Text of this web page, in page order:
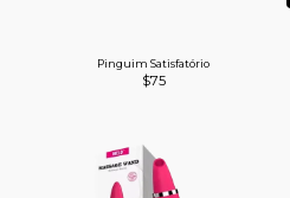
Pinguim Satisfatório
$75